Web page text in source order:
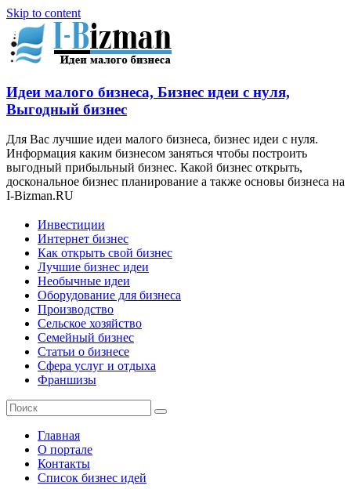
Skip to content
Идеи малого бизнеса, Бизнес идеи с нуля,
Выгодный бизнес
Для Вас лучшие идеи малого бизнеса, бизнес идеи с нуля.
Информация каким бизнесом заняться чтобы построить
выгодный прибыльный бизнес. Какой бизнес открыть,
доскональное бизнес планирование а также основы бизнеса на
I-Bizman.RU
Инвестиции
Интернет бизнес
Как открыть свой бизнес
Лучшие бизнес идеи
Необычные идеи
Оборудование для бизнеса
Производство
Сельское хозяйство
Семейный бизнес
Статьи о бизнесе
Сфера услуг и отдыха
Франшизы
Главная
О портале
Контакты
Список бизнес идей